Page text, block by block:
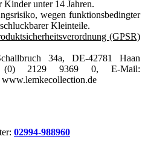
unter 14 Jahren.
wegen funktionsbedingter
Kleinteile.
(GPSR)
34a, DE-42781 Haan
(0) 2129 9369 0, E-Mail:
02994-988960